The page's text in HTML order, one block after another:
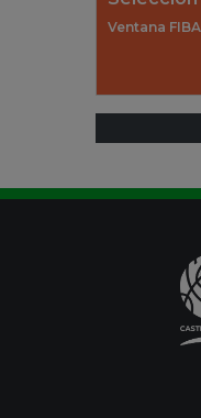
Ventana